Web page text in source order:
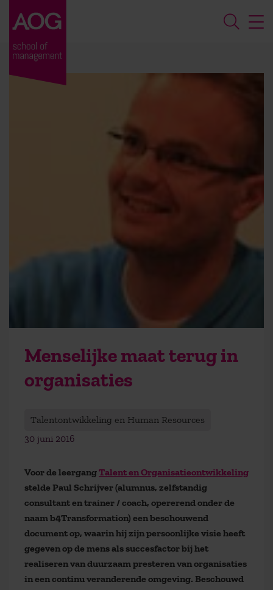
Menselijke maat terug in
organisaties
Talentontwikkeling en Human Resources
30 juni 2016
Voor de leergangTalent en Organisatieontwikkeling
stelde Paul Schrijver (alumnus, zelfstandig
consultant en trainer / coach, opererend onder de
naam b4Transformation) een beschouwend
document op, waarin hij zijn persoonlijke visie heeft
gegeven op de mens als succesfactor bij het
realiseren van duurzaam presteren van organisaties
in een continu veranderende omgeving. Beschouwd